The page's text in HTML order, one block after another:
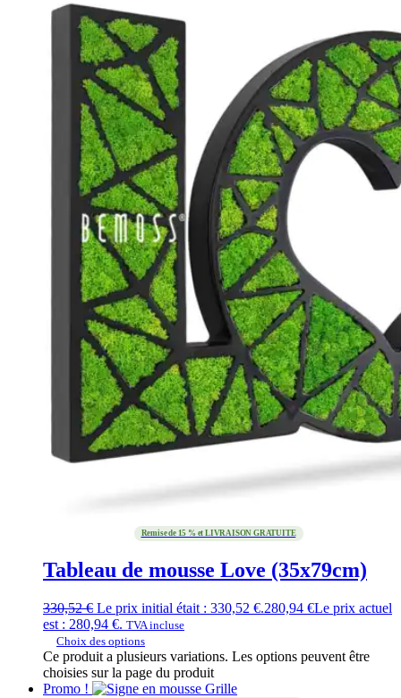
Remise de 15 % et LIVRAISON GRATUITE
Tableau de mousse Love (35x79cm)
330,52€ Le prix initial était : 330,52 €.280,94 €Le prix actuel
est : 280,94 €. TVA incluse
Choix des options
Ce produit a plusieurs variations. Les options peuvent être
choisies sur la page du produit
Promo !